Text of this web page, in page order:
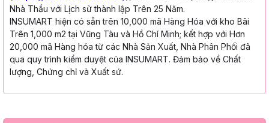
Nhà Thầu với Lịch sử thành lập Trên 25 Năm.
INSUMART hiện có sẵn trên 10,000 mã Hàng Hóa với kho Bãi
Trên 1,000 m2 tại Vũng Tàu và Hồ Chí Minh; kết hợp với Hơn
20,000 mã Hàng hóa từ các Nhà Sản Xuất, Nhà Phân Phối đã
qua quy trình kiểm duyệt của INSUMART. Đảm bảo về Chất
lượng, Chứng chỉ và Xuất sứ.